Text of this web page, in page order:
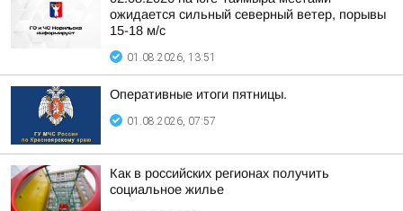
ожидается сильный северный ветер, порывы
15-18 м/с
01.08.2026, 13:51
Оперативные итоги пятницы.
01.08.2026, 07:57
Как в российских регионах получить
социальное жилье